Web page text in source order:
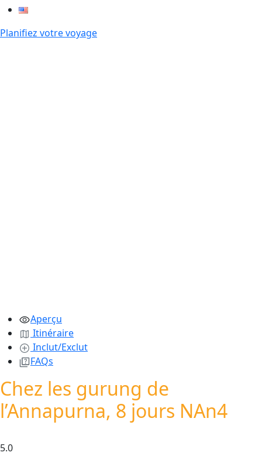
Planifiez votre voyage
Aperçu
Itinéraire
Inclut/Exclut
FAQs
Chez les gurung de
l’Annapurna, 8 jours NAn4
5.0